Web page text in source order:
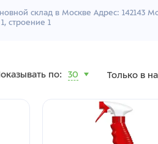
склад в Москве Адрес: 142143
строение 1
по: 30 Только в